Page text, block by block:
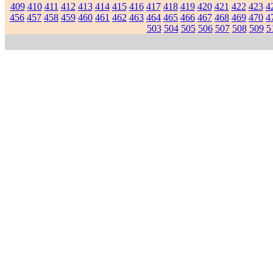
409 410 411 412 413 414 415 416 417 418 419 420 421 422 423
456 457 458 459 460 461 462 463 464 465 466 467 468 469 470
503 504 505 506 507 508 509